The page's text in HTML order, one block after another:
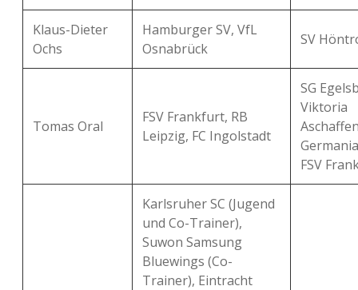
Klaus-Dieter
Ochs
Hamburger SV, VfL
Osnabrück
SV
Tomas Oral
FSV Frankfurt, RB
Leipzig, FC Ingolstadt
SG
Viktoria
FSV
Karlsruher SC (Jugend
und Co-Trainer),
Suwon Samsung
Bluewings (Co-
Trainer), Eintracht